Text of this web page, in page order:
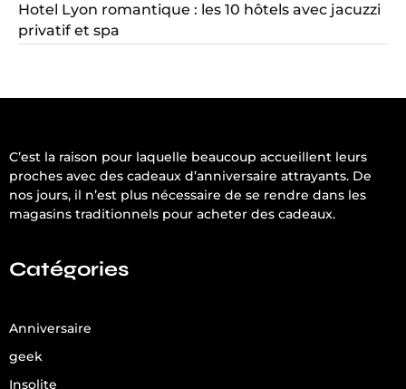
Hotel Lyon romantique : les 10 hôtels avec jacuzzi
privatif et spa
C’est la raison pour laquelle beaucoup accueillent leurs
proches avec des cadeaux d’anniversaire attrayants. De
nos jours, il n’est plus nécessaire de se rendre dans les
magasins traditionnels pour acheter des cadeaux.
Catégories
Anniversaire
geek
Insolite